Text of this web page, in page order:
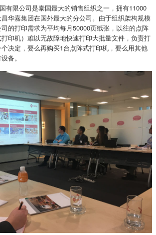
有限公司是泰国最大的销售组织之一，拥有11000
华嘉集团在国外最大的分公司。由于组织架构规模
的打印需求为平均每月50000页纸张，以往的点阵
印机）难以无故障地快速打印大批量文件，负责打
决定，要么再购买1台点阵式打印机，要么用其他
备。